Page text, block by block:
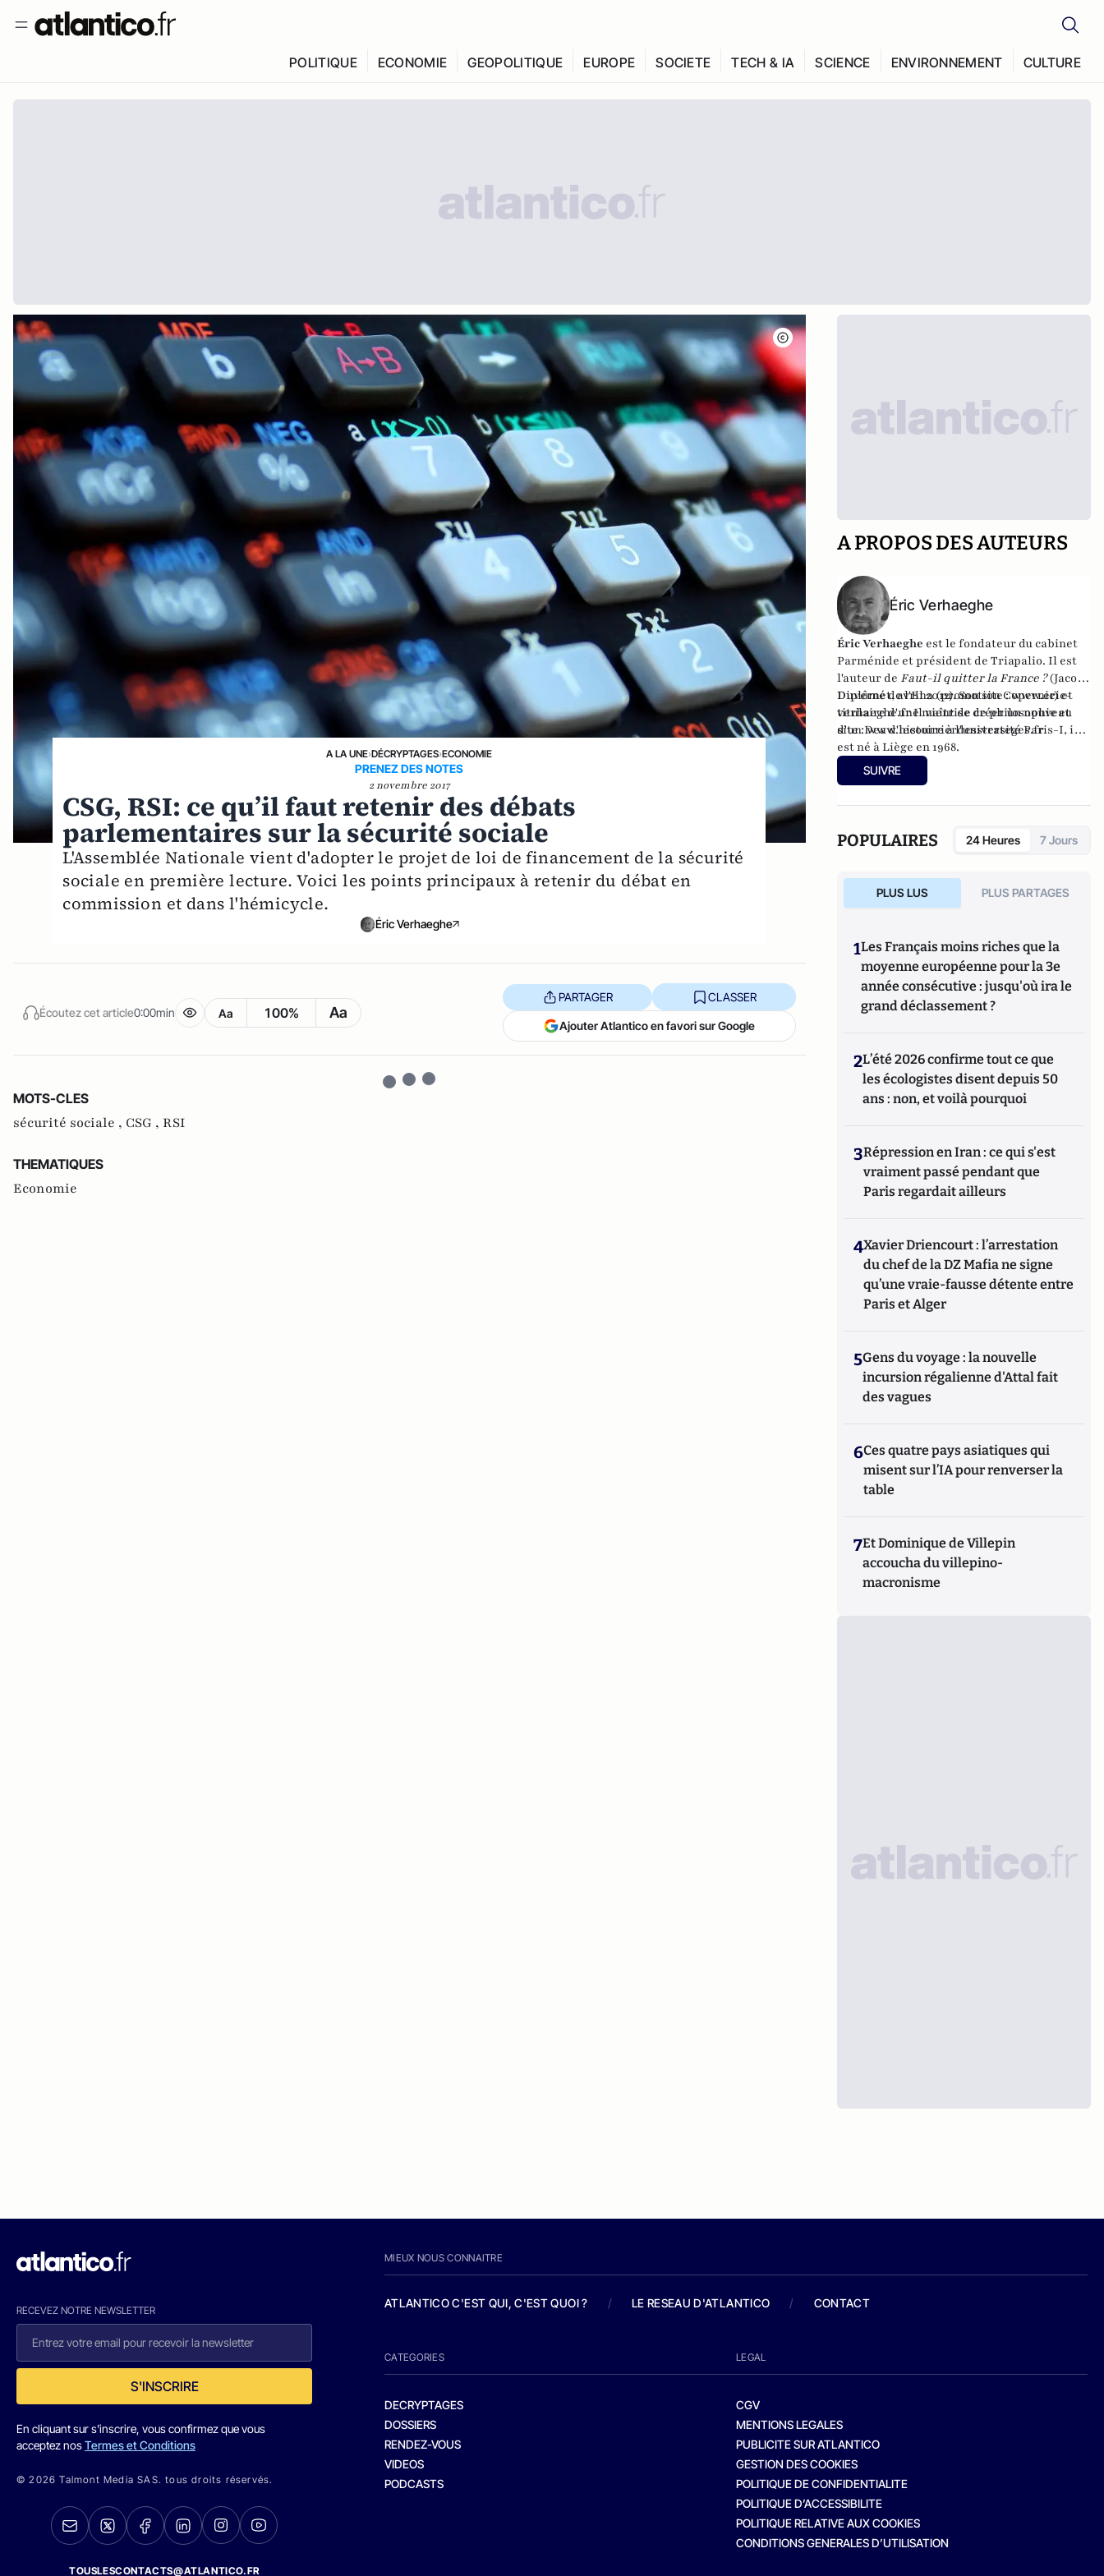
POLITIQUE ECONOMIE GEOPOLITIQUE EUROPE SOCIETE TECH & IA SCIENCE ENVIRONNEMENT CULTURE
A LA UNE›DÉCRYPTAGES›ECONOMIE
PRENEZ DES NOTES
2 novembre 2017
CSG, RSI: ce qu’il faut retenir des débats
parlementaires sur la sécurité sociale
L'Assemblée Nationale vient d'adopter le projet de loi de financement de la sécurité
sociale en première lecture. Voici les points principaux à retenir du débat en
commission et dans l'hémicycle.
Éric Verhaeghe
Écoutez cet article0:00min Aa 100% Aa
PARTAGER CLASSER
Ajouter Atlantico en favori sur Google
MOTS-CLES
sécurité sociale , CSG , RSI
THEMATIQUES
Economie
A PROPOS DES AUTEURS
Éric Verhaeghe
Éric Verhaeghe est le fondateur du cabinet
Parménide et président deTriapalio. Il est
l'auteur de Faut-il quitter la France ?(Jacob-
Duvernet, avril 2012). Son site :www.eric-
verhaeghe.frIl vient de créer un nouveau
site :www.lecourrierdesstrateges.fr
Diplômé de l'Ena (promotion Copernic) et
titulaire d'une maîtrise de philosophie et
d'un Dea d'histoire à l'université Paris-I, il
est né à Liège en 1968.
SUIVRE
POPULAIRES 24 Heures 7 Jours
PLUS LUS PLUS PARTAGES
1Les Français moins riches que la
moyenne européenne pour la 3e
année consécutive : jusqu'où ira le
grand déclassement ?
2L’été 2026 confirme tout ce que
les écologistes disent depuis 50
ans : non, et voilà pourquoi
3Répression en Iran : ce qui s'est
vraiment passé pendant que
Paris regardait ailleurs
4Xavier Driencourt : l’arrestation
du chef de la DZ Mafia ne signe
qu’une vraie-fausse détente entre
Paris et Alger
5Gens du voyage : la nouvelle
incursion régalienne d'Attal fait
des vagues
6Ces quatre pays asiatiques qui
misent sur l’IA pour renverser la
table
7Et Dominique de Villepin
accoucha du villepino-
macronisme
RECEVEZ NOTRE NEWSLETTER
S'INSCRIRE
En cliquant sur s'inscrire, vous confirmez que vous
acceptez nosTermes et Conditions
© 2026 Talmont Media SAS. tous droits réservés.
TOUSLESCONTACTS@ATLANTICO.FR
MIEUX NOUS CONNAITRE
ATLANTICO C'EST QUI, C'EST QUOI ? / LE RESEAU D'ATLANTICO / CONTACT
CATEGORIES
DECRYPTAGES
DOSSIERS
RENDEZ-VOUS
VIDEOS
PODCASTS
LEGAL
CGV
MENTIONS LEGALES
PUBLICITE SUR ATLANTICO
GESTION DES COOKIES
POLITIQUE DE CONFIDENTIALITE
POLITIQUE D’ACCESSIBILITE
POLITIQUE RELATIVE AUX COOKIES
CONDITIONS GENERALES D’UTILISATION